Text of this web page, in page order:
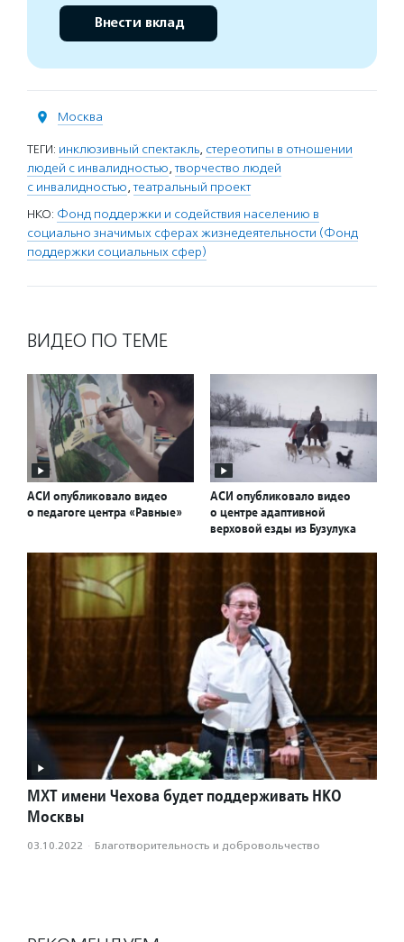
Внести вклад
Москва
ТЕГИ: инклюзивный спектакль, стереотипы в отношении
людей с инвалидностью,творчество людей
с инвалидностью,театральный проект
НКО: Фонд поддержки и содействия населению в
социально значимых сферах жизнедеятельности (Фонд
поддержки социальных сфер)
ВИДЕО ПО ТЕМЕ
АСИ опубликовало видео
о педагоге центра «Равные»
АСИ опубликовало видео
о центре адаптивной
верховой езды из Бузулука
МХТ имени Чехова будет поддерживать НКО
Москвы
03.10.2022 · Благотвори­тель­ность и доброволь­чест­во